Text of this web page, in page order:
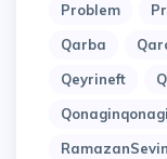
Problem
Qarba
Qeyrineft
Qonaginqonagi